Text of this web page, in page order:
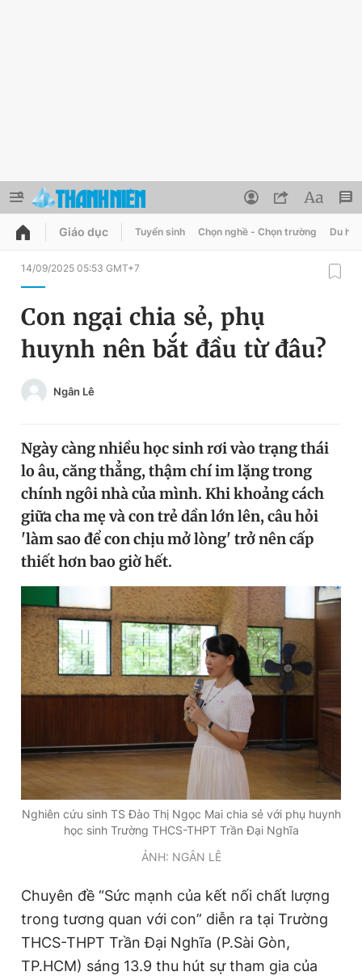
QUẢNG CÁO ĐẶT BÁO
Chuyên mục
Chuyên mục khác
Tin thị trường Tin 360
Video Magazine
Tiện ích Bạn cần biết
Thông tin tòa soạn Liên hệ quảng cáo
Đọc Thanh Niên trên điện thoại
Hotline
0906 645 777
Liên hệ quảng cáo
0908 780 404
Đổi mật khẩu
Tin đã lưu
Tin đã xem
Đăng xuất
Giáo dục Tuyển sinh Chọn nghề - Chọn trường Du học
14/09/2025 05:53 GMT+7
Con ngại chia sẻ, phụ
huynh nên bắt đầu từ đâu?
Ngân Lê
Ngày càng nhiều học sinh rơi vào trạng thái
lo âu, căng thẳng, thậm chí im lặng trong
chính ngôi nhà của mình. Khi khoảng cách
giữa cha mẹ và con trẻ dần lớn lên, câu hỏi
'làm sao để con chịu mở lòng' trở nên cấp
thiết hơn bao giờ hết.
Nghiên cứu sinh TS Đào Thị Ngọc Mai chia sẻ với phụ huynh
học sinh Trường THCS-THPT Trần Đại Nghĩa
ẢNH: NGÂN LÊ
Chuyên đề “Sức mạnh của kết nối chất lượng
trong tương quan với con” diễn ra tại Trường
THCS-THPT Trần Đại Nghĩa (P.Sài Gòn,
TP.HCM) sáng 13.9 thu hút sự tham gia của